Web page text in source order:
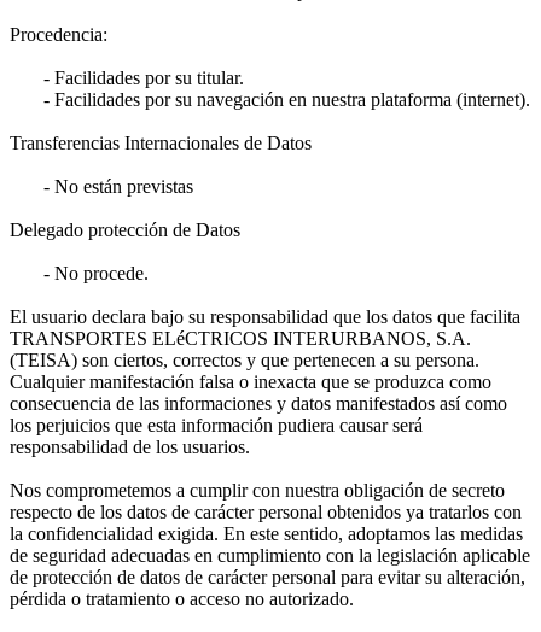
Procedencia:
- Facilidades por su titular.
- Facilidades por su navegación en nuestra plataforma (internet).
Transferencias Internacionales de Datos
- No están previstas
Delegado protección de Datos
- No procede.
El usuario declara bajo su responsabilidad que los datos que facilita
TRANSPORTES ELéCTRICOS INTERURBANOS, S.A.
(TEISA) son ciertos, correctos y que pertenecen a su persona.
Cualquier manifestación falsa o inexacta que se produzca como
consecuencia de las informaciones y datos manifestados así como
los perjuicios que esta información pudiera causar será
responsabilidad de los usuarios.
Nos comprometemos a cumplir con nuestra obligación de secreto
respecto de los datos de carácter personal obtenidos ya tratarlos con
la confidencialidad exigida. En este sentido, adoptamos las medidas
de seguridad adecuadas en cumplimiento con la legislación aplicable
de protección de datos de carácter personal para evitar su alteración,
pérdida o tratamiento o acceso no autorizado.